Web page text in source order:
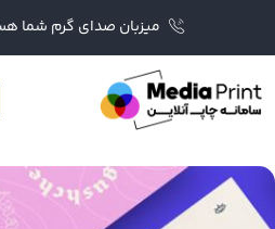
میزبان صدای گرم شما هستیم